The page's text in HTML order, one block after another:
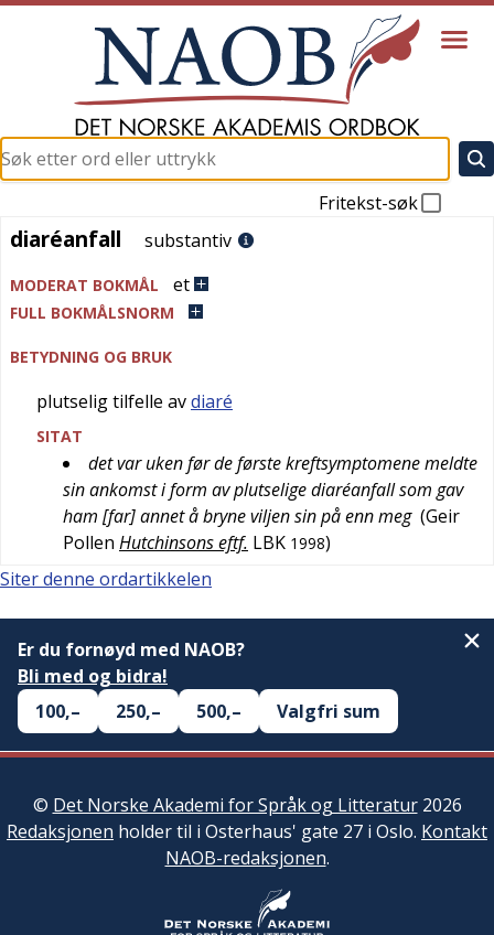
Fritekst-søk
diaréanfall
diaréanfall substantiv
MODERAT BOKMÅL et
FULL BOKMÅLSNORM
BETYDNING OG BRUK
plutselig tilfelle avdiaré
SITAT
det var uken før de første kreftsymptomene meldte
sin ankomst i form av plutselige diaréanfall som gav
ham [far] annet å bryne viljen sin på enn meg (Geir
Pollen Hutchinsons eftf. LBK 1998)
Siter denne ordartikkelen
Er du fornøyd med NAOB?
Bli med og bidra!
100,–
250,– 500,– Valgfri sum
© Det Norske Akademi for Språk og Litteratur2026
Redaksjonen holder til i Osterhaus' gate 27 i Oslo. Kontakt
NAOB-redaksjonen.